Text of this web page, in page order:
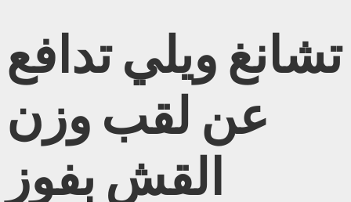
تشانغ ويلي تدافع
عن لقب وزن
القش بفوز